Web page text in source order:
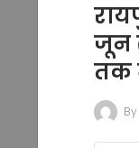
जून
तक
By